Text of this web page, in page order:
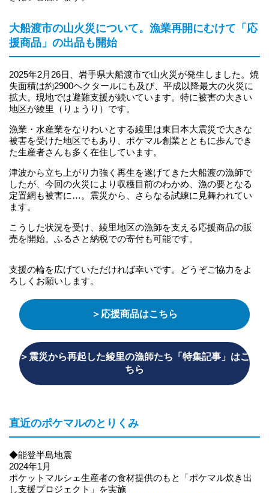
大船渡市の山火災について。漁業再開にむけて「応
援商品」の出品も開始
2025年2月26日、岩手県大船渡市で山火災が発生しました。焼
失面積は約2900ヘクタールにも及び、平成以降最大の火災に
拡大。現地では避難支援が続いています。特に被害の大きい
地区が綾里（りょうり）です。
漁業・水産業をなりわいとする綾里は東日本大震災で大きな
被害を受けた地区でもあり、ポケマル創業とともに歩んでき
た生産者さんも多く在住しています。
津波から立ち上がり力強く再生を遂げてきた大船渡の漁師で
したが、今回の火災により収穫目前のわかめ、漁の要となる
定置網も被害に…。震災から、さらなる試練に見舞われてい
ます。
こうした状況を受け、綾里地区の漁師を支える応援商品の販
売を開始。ふるさと納税での寄付も可能です。
支援の輪を広げていただければ幸いです。どうぞご協力をよ
ろしくお願いします。
＞応援商品はこちら
＞震災から再起した綾里の漁師たち「特集記事」はこ
ちら
直近のポケマルのとりくみ
◆能登半島地震
2024年1月
ポケットマルシェ生産者の食材提供のもと「ポケマル炊き出
し支援プロジェクト」を実施